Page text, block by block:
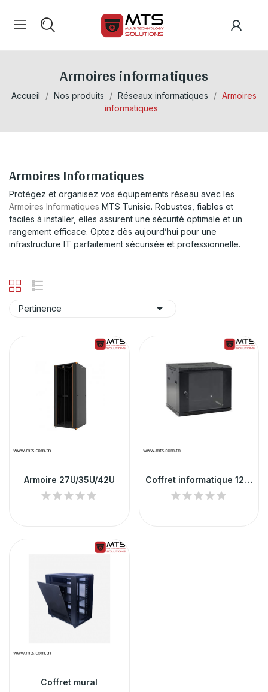
Armoires informatiques
Accueil Nos produits Réseaux informatiques
Armoires
informatiques
Armoires Informatiques
Protégez et organisez vos équipements réseau avec les
Armoires Informatiques MTS Tunisie. Robustes, fiables et
faciles à installer, elles assurent une sécurité optimale et un
rangement efficace. Optez dès aujourd’hui pour une
infrastructure IT parfaitement sécurisée et professionnelle.
Pertinence 
Armoire 27U/35U/42U Coffret informatique 12U/15U
Coffret mural